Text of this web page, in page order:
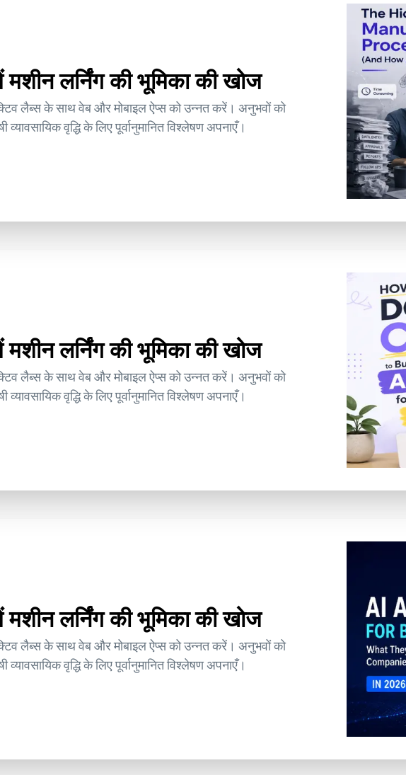
लर्निंग की भूमिका की खोज
लैब्स के साथ वेब और मोबाइल ऐप्स को उन्नत करें। अनुभवों को
वृद्धि के लिए पूर्वानुमानित विश्लेषण अपनाएँ।
लर्निंग की भूमिका की खोज
लैब्स के साथ वेब और मोबाइल ऐप्स को उन्नत करें। अनुभवों को
वृद्धि के लिए पूर्वानुमानित विश्लेषण अपनाएँ।
लर्निंग की भूमिका की खोज
लैब्स के साथ वेब और मोबाइल ऐप्स को उन्नत करें। अनुभवों को
वृद्धि के लिए पूर्वानुमानित विश्लेषण अपनाएँ।